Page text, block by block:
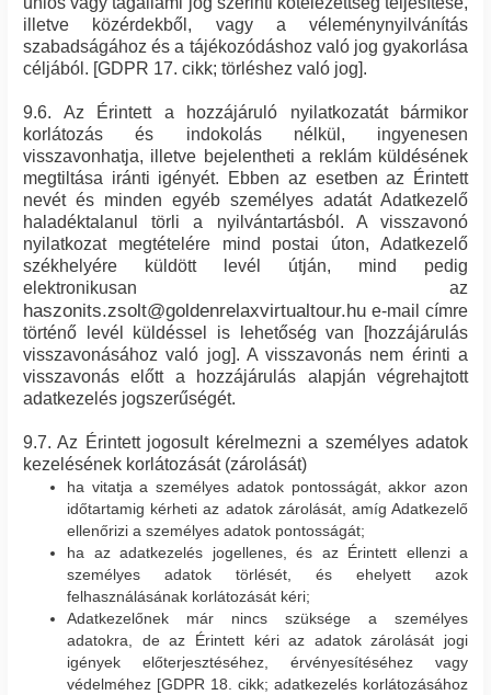
illetve közérdekből, vagy a véleménynyilvánítás
szabadságához és a tájékozódáshoz való jog gyakorlása
céljából. [GDPR 17. cikk; törléshez való jog].
9.6. Az Érintett a hozzájáruló nyilatkozatát bármikor
korlátozás és indokolás nélkül, ingyenesen
visszavonhatja, illetve bejelentheti a reklám küldésének
megtiltása iránti igényét. Ebben az esetben az Érintett
nevét és minden egyéb személyes adatát Adatkezelő
haladéktalanul törli a nyilvántartásból. A visszavonó
nyilatkozat megtételére mind postai úton, Adatkezelő
székhelyére küldött levél útján, mind pedig
elektronikusan az
haszonits.zsolt@goldenrelaxvirtualtour.hu e-mail címre
történő levél küldéssel is lehetőség van [hozzájárulás
visszavonásához való jog]. A visszavonás nem érinti a
visszavonás előtt a hozzájárulás alapján végrehajtott
adatkezelés jogszerűségét.
9.7. Az Érintett jogosult kérelmezni a személyes adatok
kezelésének korlátozását (zárolását)
ha vitatja a személyes adatok pontosságát, akkor azon
időtartamig kérheti az adatok zárolását, amíg Adatkezelő
ellenőrizi a személyes adatok pontosságát;
ha az adatkezelés jogellenes, és az Érintett ellenzi a
személyes adatok törlését, és ehelyett azok
felhasználásának korlátozását kéri;
Adatkezelőnek már nincs szüksége a személyes
adatokra, de az Érintett kéri az adatok zárolását jogi
igények előterjesztéséhez, érvényesítéséhez vagy
védelméhez [GDPR 18. cikk; adatkezelés korlátozásához